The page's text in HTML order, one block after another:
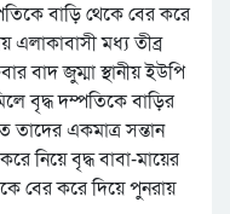
বাড়ি থেকে বের করে
এলাকাবাসী মধ্য তীব্র
বাদ জুম্মা স্থানীয় ইউপি
বৃদ্ধ দম্পতিকে বাড়ির
একমাত্র সন্তান
নিয়ে বৃদ্ধ বাবা-মায়ের
বের করে দিয়ে পুনরায়